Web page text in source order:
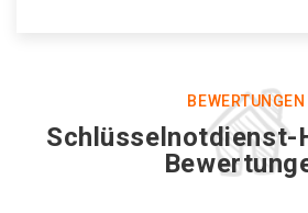
BEWERTUNGEN
Schlüsselnotdienst-